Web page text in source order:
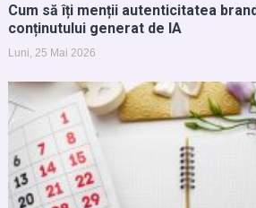
Cum să îți menții autenticitatea
conținutului generat de IA
Luni, 25 Mai 2026